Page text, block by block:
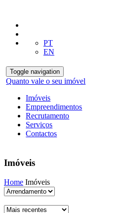
PT
EN
Toggle navigation
Quanto vale o seu imóvel
Imóveis
Empreendimentos
Recrutamento
Serviços
Contactos
Imóveis
Home Imóveis